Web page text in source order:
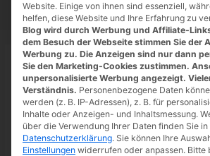
Startseite Tipps Tutorials
Startseite»Apple TV+
Apple TV+
Website. Einige von ihnen sind essenziell,
helfen, diese Website und Ihre Erfahrung zu
Blog wird durch Werbung und Affiliate-
dem Besuch der Webseite stimmen Sie der
Werbung zu. Die Anzeigen sind nur dann
Sie den Marketing-Cookies zustimmen.
unpersonalisierte Werbung angezeigt.
Verständnis. Personenbezogene Daten
werden (z. B. IP-Adressen), z. B. für
Inhalte oder Anzeigen- und Inhaltsmessung.
über die Verwendung Ihrer Daten finden Sie
Datenschutzerklärung. Sie können Ihre
Einstellungen widerrufen oder anpassen. Bitte